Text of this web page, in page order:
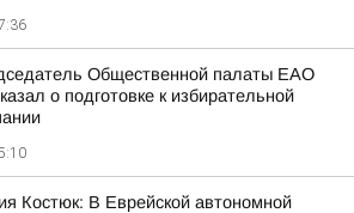
Общественной палаты ЕАО
о подготовке к избирательной
Костюк: В Еврейской автономной